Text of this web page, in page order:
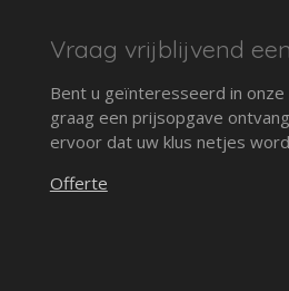
Vraag vrijblijvend
Bent u geïnteresseerd in
graag een prijsopgave
ervoor dat uw klus netjes
Offerte